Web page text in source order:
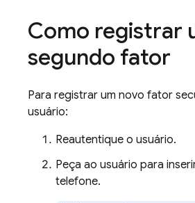
Como registrar
segundo fator
Para registrar um novo fator
usuário:
Reautentique o usuário.
Peça ao usuário para
telefone.